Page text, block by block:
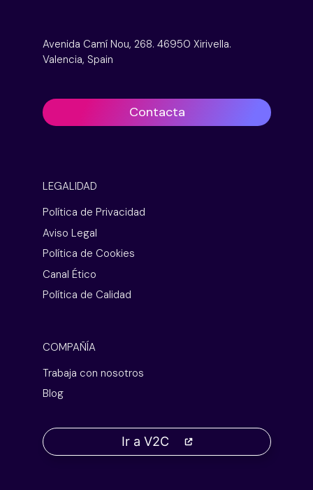
Avenida Camí Nou, 268. 46950 Xirivella.
Valencia, Spain
Contacta
LEGALIDAD
Política de Privacidad
Aviso Legal
Política de Cookies
Canal Ético
Política de Calidad
COMPAÑÍA
Trabaja con nosotros
Blog
Ir a V2C